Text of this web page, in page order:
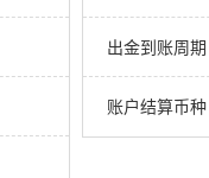
出金到账周期
账户结算币种